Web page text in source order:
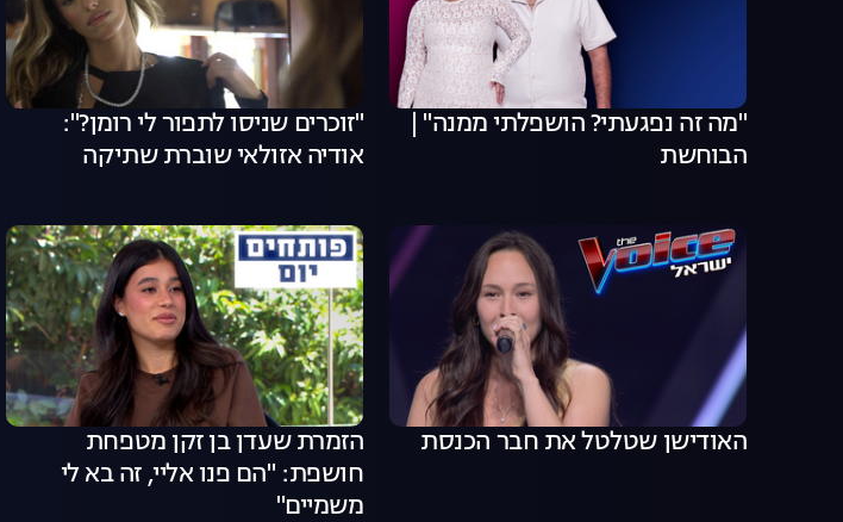
"מה זה נפגעתי? הושפלתי ממנה" |
הבוחשת
"זוכרים שניסו לתפור לי רומן?":
אודיה אזולאי שוברת שתיקה
האודישן שטלטל את חבר הכנסת
הזמרת שעדן בן זקן מטפחת
חושפת: "הם פנו אליי, זה בא לי
משמיים"